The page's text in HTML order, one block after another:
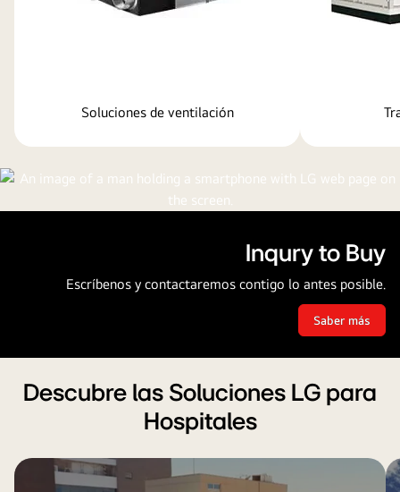
Soluciones de ventilación
Inqury to Buy
Escríbenos y contactaremos contigo lo antes posible.
Inqury
to
Saber más
Descubre las Soluciones LG para
Hospitales